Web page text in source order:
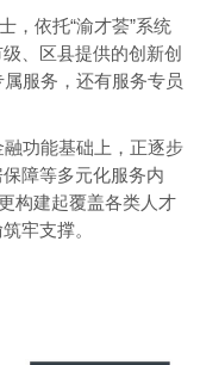
，依托“渝才荟”系统
、区县提供的创新创
服务，还有服务专员
功能基础上，正逐步
障等多元化服务内
构建起覆盖各类人才
牢支撑。